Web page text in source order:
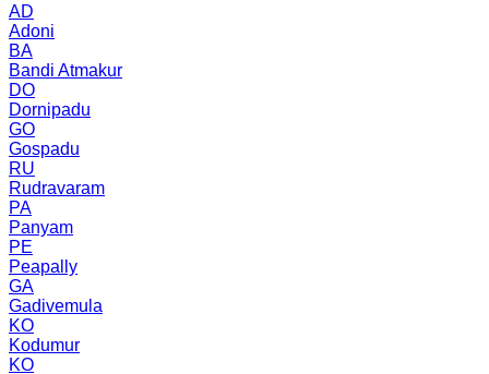
AD
Adoni
BA
Bandi Atmakur
DO
Dornipadu
GO
Gospadu
RU
Rudravaram
PA
Panyam
PE
Peapally
GA
Gadivemula
KO
Kodumur
KO